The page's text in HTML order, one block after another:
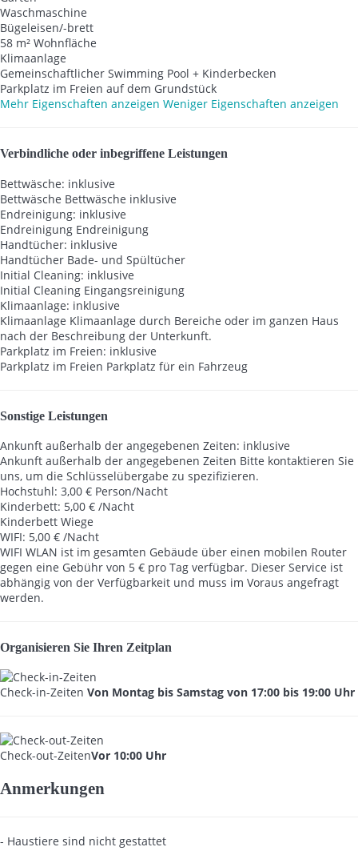
Waschmaschine
Bügeleisen/-brett
58 m² Wohnfläche
Klimaanlage
Gemeinschaftlicher Swimming Pool + Kinderbecken
Parkplatz im Freien auf dem Grundstück
Mehr Eigenschaften anzeigen Weniger Eigenschaften anzeigen
Verbindliche oder inbegriffene Leistungen
Bettwäsche: inklusive
Bettwäsche Bettwäsche inklusive
Endreinigung: inklusive
Endreinigung Endreinigung
Handtücher: inklusive
Handtücher Bade- und Spültücher
Initial Cleaning: inklusive
Initial Cleaning Eingangsreinigung
Klimaanlage: inklusive
Klimaanlage Klimaanlage durch Bereiche oder im ganzen Haus
nach der Beschreibung der Unterkunft.
Parkplatz im Freien: inklusive
Parkplatz im Freien Parkplatz für ein Fahrzeug
Sonstige Leistungen
Ankunft außerhalb der angegebenen Zeiten: inklusive
Ankunft außerhalb der angegebenen Zeiten Bitte kontaktieren Sie
uns, um die Schlüsselübergabe zu spezifizieren.
Hochstuhl: 3,00 € Person/Nacht
Kinderbett: 5,00 € /Nacht
Kinderbett Wiege
WIFI: 5,00 € /Nacht
WIFI WLAN ist im gesamten Gebäude über einen mobilen Router
gegen eine Gebühr von 5 € pro Tag verfügbar. Dieser Service ist
abhängig von der Verfügbarkeit und muss im Voraus angefragt
werden.
Organisieren Sie Ihren Zeitplan
Check-in-Zeiten Von Montag bis Samstag von 17:00 bis 19:00 Uhr
Check-out-ZeitenVor 10:00 Uhr
Anmerkungen
- Haustiere sind nicht gestattet